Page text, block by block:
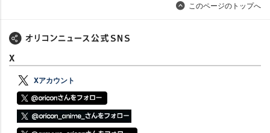
このページのトップへ
X
Xアカウント